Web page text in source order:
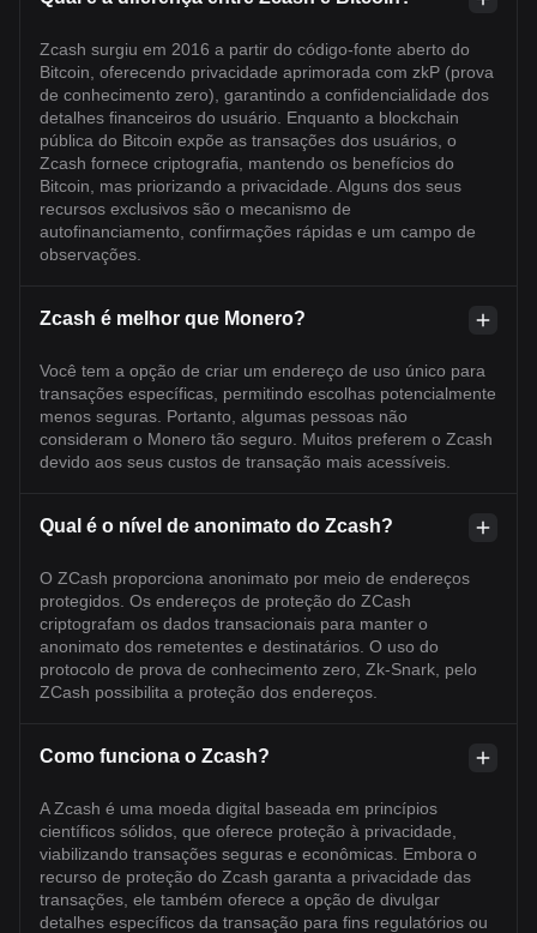
Zcash surgiu em 2016 a partir do código-fonte aberto do
Bitcoin, oferecendo privacidade aprimorada com zkP (prova
de conhecimento zero), garantindo a confidencialidade dos
detalhes financeiros do usuário. Enquanto a blockchain
pública do Bitcoin expõe as transações dos usuários, o
Zcash fornece criptografia, mantendo os benefícios do
Bitcoin, mas priorizando a privacidade. Alguns dos seus
recursos exclusivos são o mecanismo de
autofinanciamento, confirmações rápidas e um campo de
observações.
Zcash é melhor que Monero?
Você tem a opção de criar um endereço de uso único para
transações específicas, permitindo escolhas potencialmente
menos seguras. Portanto, algumas pessoas não
consideram o Monero tão seguro. Muitos preferem o Zcash
devido aos seus custos de transação mais acessíveis.
Qual é o nível de anonimato do Zcash?
O ZCash proporciona anonimato por meio de endereços
protegidos. Os endereços de proteção do ZCash
criptografam os dados transacionais para manter o
anonimato dos remetentes e destinatários. O uso do
protocolo de prova de conhecimento zero, Zk-Snark, pelo
ZCash possibilita a proteção dos endereços.
Como funciona o Zcash?
A Zcash é uma moeda digital baseada em princípios
científicos sólidos, que oferece proteção à privacidade,
viabilizando transações seguras e econômicas. Embora o
recurso de proteção do Zcash garanta a privacidade das
transações, ele também oferece a opção de divulgar
detalhes específicos da transação para fins regulatórios ou